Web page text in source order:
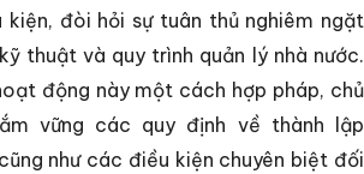
kiện, đòi hỏi sự tuân thủ nghiêm ngặt
thuật và quy trình quản lý nhà nước.
động này một cách hợp pháp, chủ
vững các quy định về thành lập
như các điều kiện chuyên biệt đối